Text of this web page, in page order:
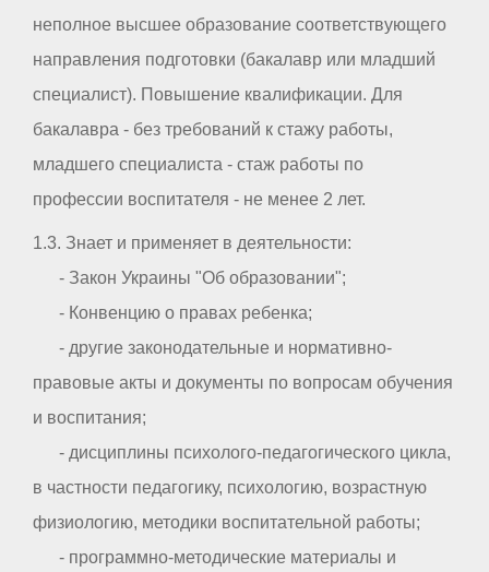
неполное высшее образование соответствующего
направления подготовки (бакалавр или младший
специалист). Повышение квалификации. Для
бакалавра - без требований к стажу работы,
младшего специалиста - стаж работы по
профессии воспитателя - не менее 2 лет.
1.3. Знает и применяет в деятельности:
- Закон Украины "Об образовании";
- Конвенцию о правах ребенка;
- другие законодательные и нормативно-
правовые акты и документы по вопросам обучения
и воспитания;
- дисциплины психолого-педагогического цикла,
в частности педагогику, психологию, возрастную
физиологию, методики воспитательной работы;
- программно-методические материалы и